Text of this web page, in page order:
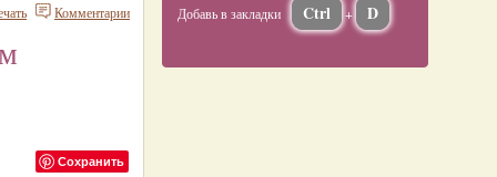
Комментарии
Сохранить
Добавь в закладки Ctrl + D